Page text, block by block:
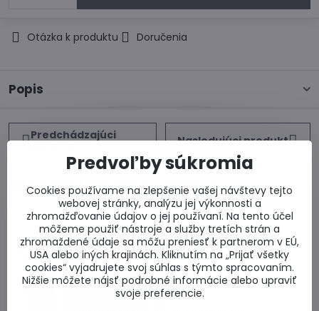
Otázka k produktu Doručenia
Popis
Predchádzajúci
Nasledujúci produkt
Alternatívne produkty
Predvoľby súkromia
Cookies používame na zlepšenie vašej návštevy tejto
webovej stránky, analýzu jej výkonnosti a
zhromažďovanie údajov o jej používaní. Na tento účel
môžeme použiť nástroje a služby tretích strán a
zhromaždené údaje sa môžu preniesť k partnerom v EÚ,
USA alebo iných krajinách. Kliknutím na „Prijať všetky
cookies“ vyjadrujete svoj súhlas s týmto spracovaním.
Nižšie môžete nájsť podrobné informácie alebo upraviť
svoje preferencie.